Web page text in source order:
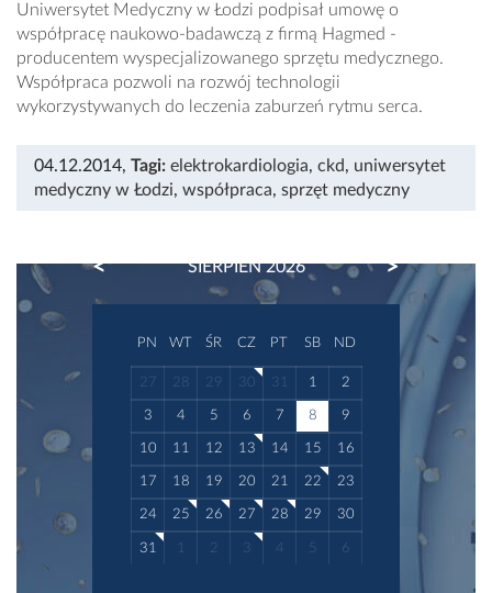
Uniwersytet Medyczny w Łodzi podpisał umowę o
współpracę naukowo-badawczą z firmą Hagmed -
producentem wyspecjalizowanego sprzętu medycznego.
Współpraca pozwoli na rozwój technologii
wykorzystywanych do leczenia zaburzeń rytmu serca.
04.12.2014, Tagi: elektrokardiologia, ckd, uniwersytet
medyczny w Łodzi, współpraca, sprzęt medyczny
SIERPIEŃ 2026
PREVIOUS NEXT
PN WT ŚR CZ PT SB ND
27 28 29 30 31 1 2
3 4 5 6 7 8 9
10 11 12 13 14 15 16
17 18 19 20 21 22 23
24 25 26 27 28 29 30
31 1 2 3 4 5 6